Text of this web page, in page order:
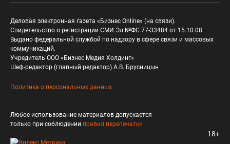
Деловая электронная газета «Бизнес Online» (на связи).
Свидетельство о регистрации СМИ Эл №ФС 77-33484 от 15.10.08.
Выдано федеральной службой по надзору в сфере связи и массовых
коммуникаций.
Учредитель ООО «Бизнес Медия Холдинг»
Шеф-редактор (главный редактор) А.В. Брусницын
Политика о персональных данных
Любое использование материалов допускается
только при соблюдении правил перепечатки
18+